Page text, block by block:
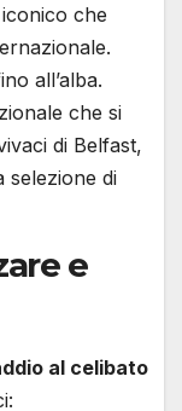
che
all’alba.
che si
di Belfast,
selezione di
e
al celibato